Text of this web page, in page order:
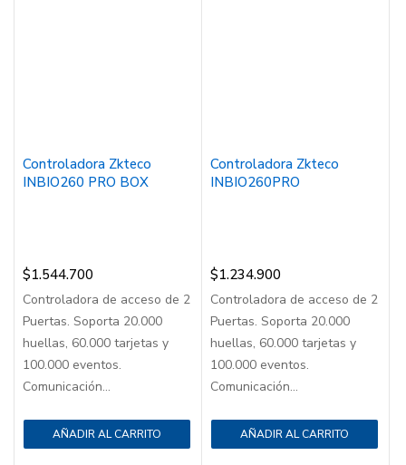
Controladora Zkteco
INBIO260 PRO BOX
$1.544.700
Controladora de acceso de 2
Puertas. Soporta 20.000
huellas, 60.000 tarjetas y
100.000 eventos.
Comunicación...
AÑADIR AL CARRITO
Controladora Zkteco
INBIO260PRO
$1.234.900
Controladora de acceso de 2
Puertas. Soporta 20.000
huellas, 60.000 tarjetas y
100.000 eventos.
Comunicación...
AÑADIR AL CARRITO